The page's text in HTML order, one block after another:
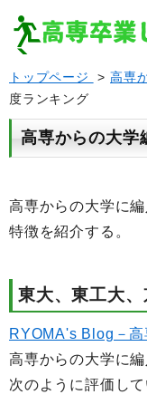
トップページ >高専
度ランキング
高専からの大学
高専からの大学に
特徴を紹介する。
東大、東工大
RYOMA's Blog－
高専からの大学に
次のように評価して